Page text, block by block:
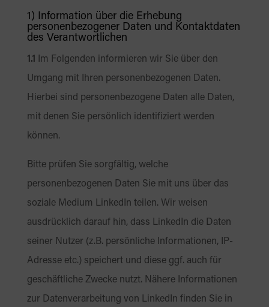
1) Information über die Erhebung
personenbezogener Daten und Kontaktdaten
des Verantwortlichen
1.1
Im Folgenden informieren wir Sie über den
Umgang mit Ihren personenbezogenen Daten.
Hierbei sind personenbezogene Daten alle Daten,
mit denen Sie persönlich identifiziert werden
können.
Bitte prüfen Sie sorgfältig, welche
personenbezogenen Daten Sie mit uns über das
soziale Medium LinkedIn teilen. Wir weisen
ausdrücklich darauf hin, dass LinkedIn die Daten
seiner Nutzer (z.B. persönliche Informationen, IP-
Adresse etc.) speichert und diese ggf. auch für
geschäftliche Zwecke nutzt. Nähere Informationen
zur Datenverarbeitung von LinkedIn finden Sie in